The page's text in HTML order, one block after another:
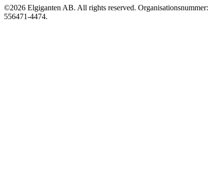
©2026 Elgiganten AB. All rights reserved. Organisationsnummer:
556471-4474.